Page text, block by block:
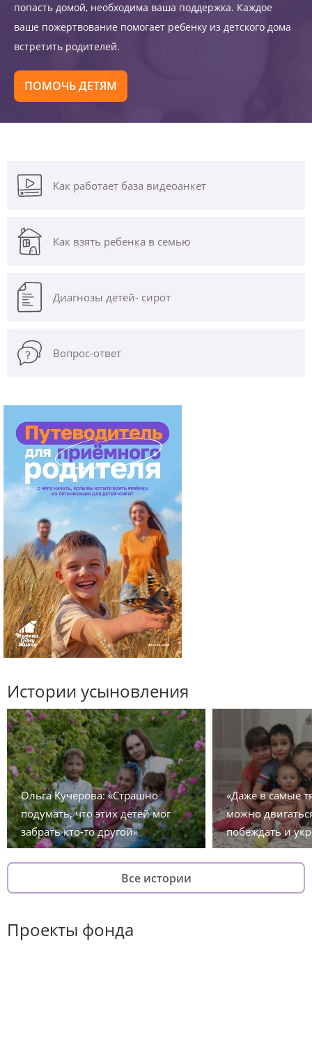
попасть домой, необходима ваша поддержка. Каждое
ваше пожертвование помогает ребенку из детского дома
встретить родителей.
ПОМОЧЬ ДЕТЯМ
Как работает база видеоанкет
Как взять ребенка в семью
Диагнозы детей- сирот
Вопрос-ответ
Истории усыновления
Ольга Кучерова: «Страшно
подумать, что этих детей мог
забрать кто-то другой»
«Даже в самые
можно
побеждать и
Все истории
Проекты фонда